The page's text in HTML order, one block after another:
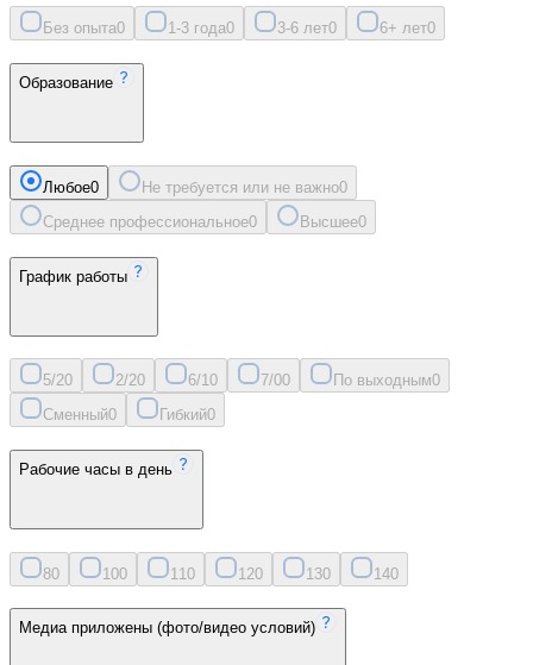
Без опыта0 1-3 года0 3-6 лет0 6+ лет0
Образование
Любое0 Не требуется или не важно0
Среднее профессиональное0 Высшее0
График работы
5/20 2/20 6/10 7/00 По выходным0
Сменный0 Гибкий0
Рабочие часы в день
80 100 11 0 120 130 140
Медиа приложены (фото/видео условий)